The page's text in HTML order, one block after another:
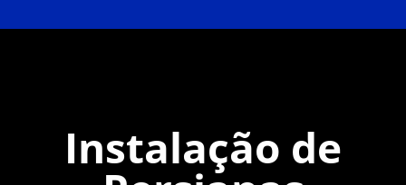
Instalação de